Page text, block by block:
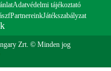
Adatvédelmi tájékoztató
PartnereinkJátékszabályzat
Zrt. © Minden jog